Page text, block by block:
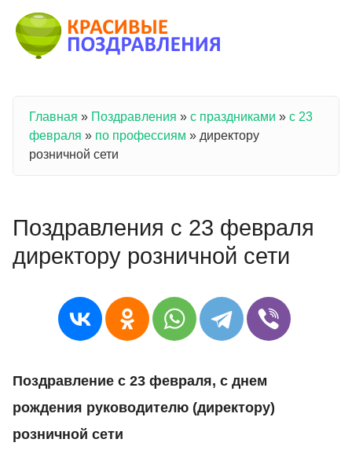
Вы здесь
Главная » Поздравления » с праздниками » с 23
февраля » по профессиям » директору
розничной сети
Поздравления с 23 февраля
директору розничной сети
Поздравление с 23 февраля, с днем
рождения руководителю (директору)
розничной сети